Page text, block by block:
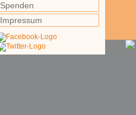
Spenden
Impressum